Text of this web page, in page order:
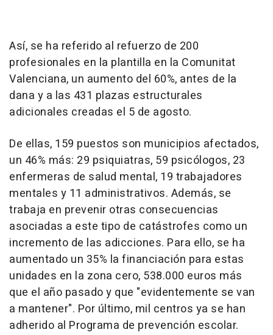
Así, se ha referido al refuerzo de 200
profesionales en la plantilla en la Comunitat
Valenciana, un aumento del 60%, antes de la
dana y a las 431 plazas estructurales
adicionales creadas el 5 de agosto.
De ellas, 159 puestos son municipios afectados,
un 46% más: 29 psiquiatras, 59 psicólogos, 23
enfermeras de salud mental, 19 trabajadores
mentales y 11 administrativos. Además, se
trabaja en prevenir otras consecuencias
asociadas a este tipo de catástrofes como un
incremento de las adicciones. Para ello, se ha
aumentado un 35% la financiación para estas
unidades en la zona cero, 538.000 euros más
que el año pasado y que "evidentemente se van
a mantener". Por último, mil centros ya se han
adherido al Programa de prevención escolar.